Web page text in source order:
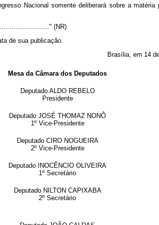
Nacional somente deliberará sobre a
(NR)
de sua publicação.
Brasília, em 14
Mesa da Câmara dos Deputados
Deputado ALDO REBELO
Presidente
Deputado JOSÉ THOMAZ NONÔ
1º Vice-Presidente
Deputado CIRO NOGUEIRA
2º Vice-Presidente
Deputado INOCÊNCIO OLIVEIRA
1º Secretário
Deputado NILTON CAPIXABA
2º Secretário